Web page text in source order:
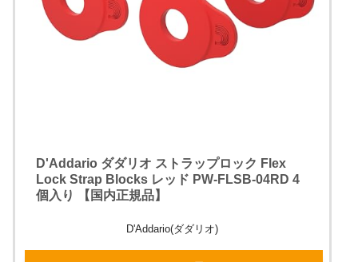
D'Addario ダダリオ ストラップロック Flex
Lock Strap Blocks レッド PW-FLSB-04RD 4
個入り 【国内正規品】
D'Addario(ダダリオ)